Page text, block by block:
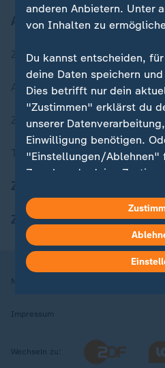
Aktuell bei ZDFheute
Zuletzt veröffentlicht
Aktuelle Sendungs-Videos
ZDFheute Stories
Themen im Überblick
ZDFheute Apps
Nutzungsbedingungen
Impressum
Wechseln zu:
anderen Anbietern. Unter
von Inhalten zu
Du kannst entscheiden,
deine Daten speichern
Dies betrifft nur dein
"Zustimmen" erklärst du
unserer
Einwilligung benötigen.
"Einstellungen/Ablehnen"
Zwecken du deine
kannst du jederzeit mit
in deinen Einstellungen
Hier findest du das
Weitere Informationen